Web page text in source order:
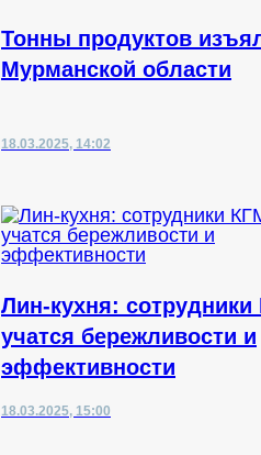
Тонны продуктов
Мурманской области
18.03.2025, 14:02
Лин-кухня:
учатся бережливости и
эффективности
18.03.2025, 15:00